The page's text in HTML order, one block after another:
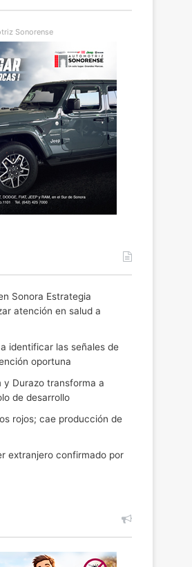
Sonorense
Sonora Estrategia
atención en salud a
identificar las señales de
oportuna
y Durazo transforma a
de desarrollo
rojos; cae producción de
extranjero confirmado por